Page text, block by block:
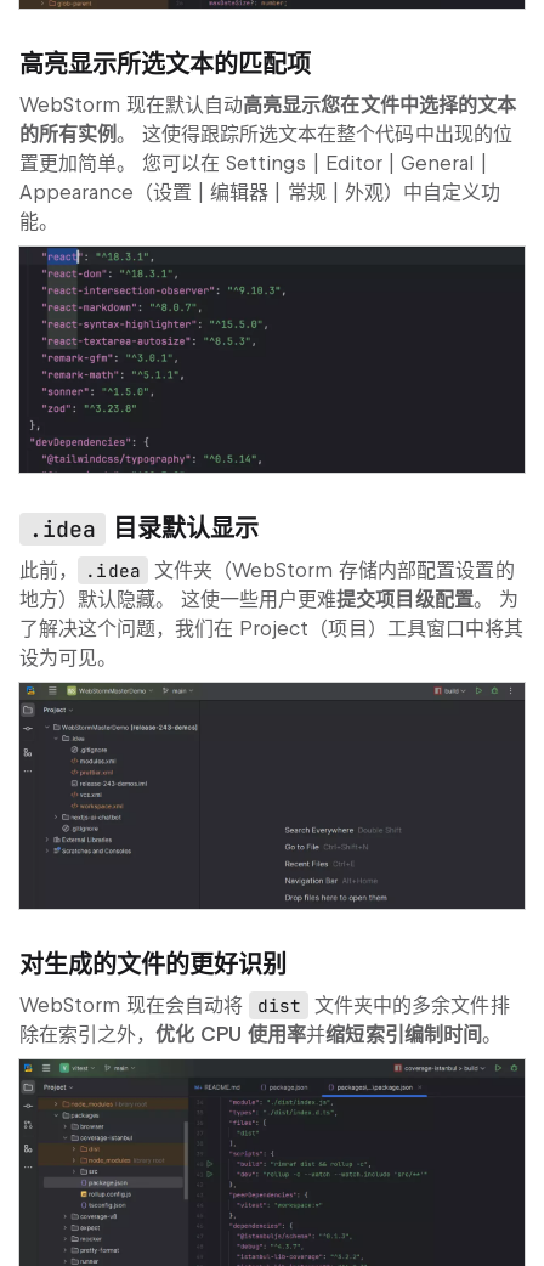
高亮显示所选文本的匹配项
WebStorm 现在默认自动高亮显示您在文件中选择的文本
的所有实例。 这使得跟踪所选文本在整个代码中出现的位
置更加简单。 您可以在Settings | Editor | General |
Appearance （设置 | 编辑器 | 常规 | 外观）中自定义功
能。
.idea 目录默认显示
此前， .idea
文件夹（WebStorm 存储内部配置设置的
地方）默认隐藏。 这使一些用户更难提交项目级配置。 为
了解决这个问题，我们在 Project （项目）工具窗口中将其
设为可见。
对生成的文件的更好识别
WebStorm 现在会自动将 dist
文件夹中的多余文件排
除在索引之外，优化 CPU 使用率并缩短索引编制时间。